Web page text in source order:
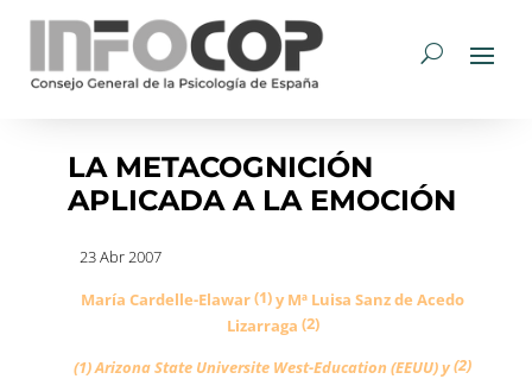
LA METACOGNICIÓN
APLICADA A LA EMOCIÓN
23 Abr 2007
María Cardelle-Elawar(1)y Mª Luisa Sanz de Acedo
Lizarraga (2)
(1)Arizona State Universite West-Education (EEUU) y(2)